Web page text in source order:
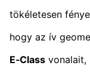
tökéletesen
hogy az ív
E‑Class vonalait,